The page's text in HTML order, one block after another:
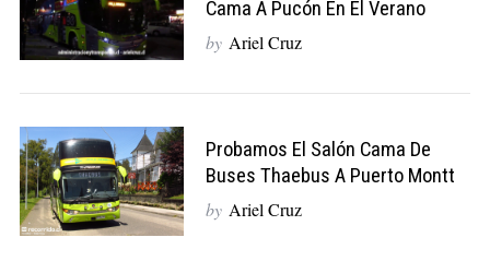
Cama A Pucón En El Verano
by Ariel Cruz
Probamos El Salón Cama De
Buses Thaebus A Puerto Montt
by Ariel Cruz